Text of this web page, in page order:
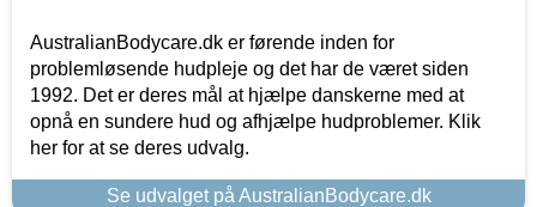
AustralianBodycare.dk er førende inden for
problemløsende hudpleje og det har de været siden
1992. Det er deres mål at hjælpe danskerne med at
opnå en sundere hud og afhjælpe hudproblemer. Klik
her for at se deres udvalg.
Se udvalget på AustralianBodycare.dk